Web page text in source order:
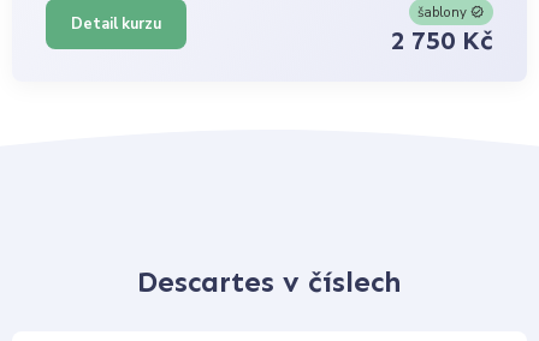
Detail kurzu
šablony
2 750 Kč
Descartes v číslech